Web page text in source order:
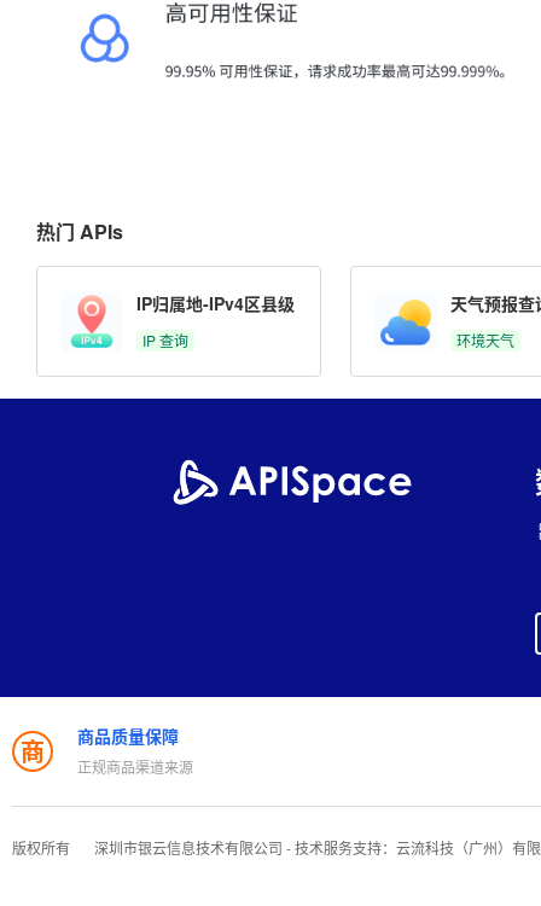
热门 APIs
IP归属地-IPv4区县级
IP 查询
天气预报查
环境天气
商 商品质量保障
正规商品渠道来源
版权所有 深圳市银云信息技术有限公司 - 技术服务支持：云流科技（广州）有